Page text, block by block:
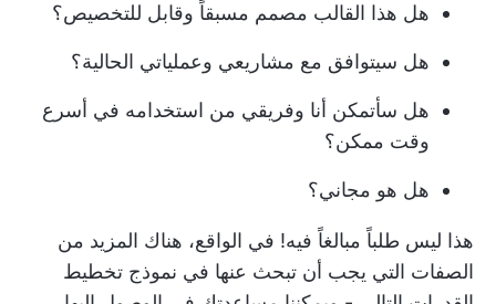
هل هذا القالب مصمم مسبقاً وقابل للتخصيص؟
هل سيتوافق مع مشاريعي وعملياتي الحالية؟
هل سأتمكن أنا وفريقي من استخدامه في أسرع
وقت ممكن؟
هل هو مجاني؟
هذا ليس طلباً مبالغاً فيه! في الواقع، هناك المزيد من
الصفات التي يجب أن تبحث عنها في نموذج تخطيط